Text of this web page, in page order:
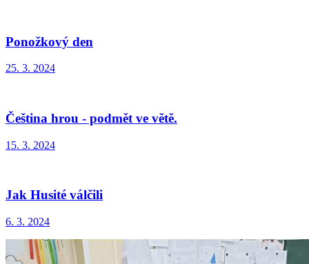
Ponožkový den
25. 3. 2024
Čeština hrou - podmět ve větě.
15. 3. 2024
Jak Husité válčili
6. 3. 2024